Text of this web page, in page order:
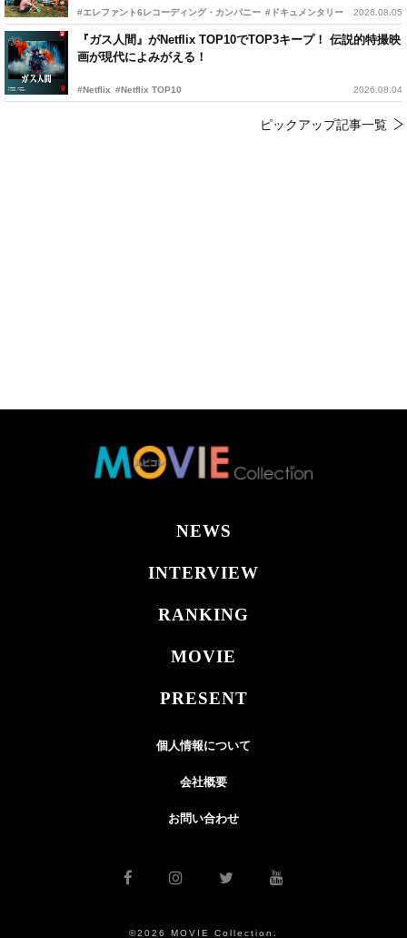
#エレファント6レコーディング・カンパニー #ドキュメンタリー 2026.08.05
『ガス人間』がNetflix TOP10でTOP3キープ！ 伝説的特撮映
画が現代によみがえる！
#Netflix #Netflix TOP10 2026.08.04
ピックアップ記事一覧
NEWS
INTERVIEW
RANKING
MOVIE
PRESENT
個人情報について
会社概要
お問い合わせ
©2026 MOVIE Collection.